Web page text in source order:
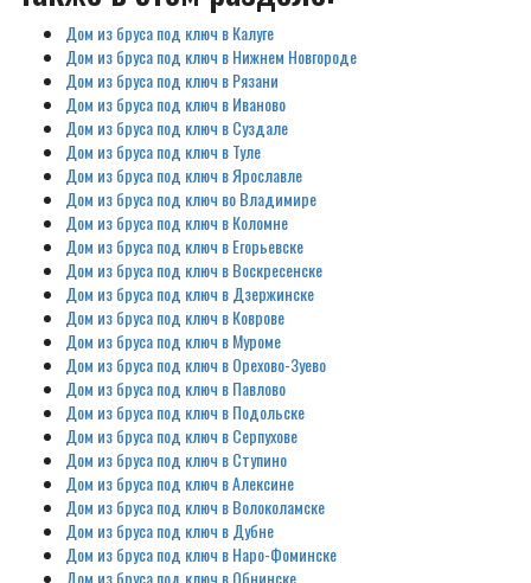
Дом из бруса под ключ в Калуге
Дом из бруса под ключ в Нижнем Новгороде
Дом из бруса под ключ в Рязани
Дом из бруса под ключ в Иваново
Дом из бруса под ключ в Суздале
Дом из бруса под ключ в Туле
Дом из бруса под ключ в Ярославле
Дом из бруса под ключ во Владимире
Дом из бруса под ключ в Коломне
Дом из бруса под ключ в Егорьевске
Дом из бруса под ключ в Воскресенске
Дом из бруса под ключ в Дзержинске
Дом из бруса под ключ в Коврове
Дом из бруса под ключ в Муроме
Дом из бруса под ключ в Орехово-Зуево
Дом из бруса под ключ в Павлово
Дом из бруса под ключ в Подольске
Дом из бруса под ключ в Серпухове
Дом из бруса под ключ в Ступино
Дом из бруса под ключ в Алексине
Дом из бруса под ключ в Волоколамске
Дом из бруса под ключ в Дубне
Дом из бруса под ключ в Наро-Фоминске